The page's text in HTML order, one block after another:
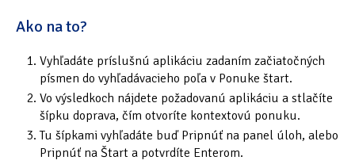
Ako na to?
Vyhľadáte príslušnú aplikáciu zadaním začiatočných
písmen do vyhľadávacieho poľa v Ponuke štart.
Vo výsledkoch nájdete požadovanú aplikáciu a stlačíte
šípku doprava, čím otvoríte kontextovú ponuku.
Tu šípkami vyhľadáte buď Pripnúť na panel úloh, alebo
Pripnúť na Štart a potvrdíte Enterom.